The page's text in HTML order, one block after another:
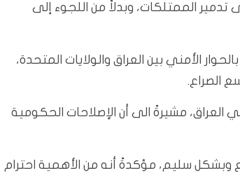
تدمير الممتلكات، وبدلاً من اللجوء إلى
الأمني بين العراق والولايات المتحدة،
الصراع.
العراق، مشيرةً الى أن الإصلاحات الحكومية
وبشكل سليم، مؤكدةً أنه من الأهمية احترام